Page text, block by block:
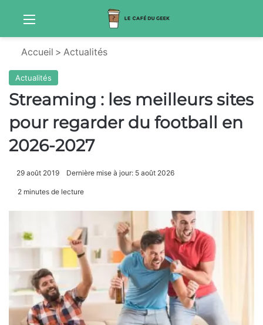
Menu
Accueil > Actualités
Actualités
Streaming : les meilleurs sites
pour regarder du football en
2026-2027
29 août 2019 Dernière mise à jour: 5 août 2026
2 minutes de lecture